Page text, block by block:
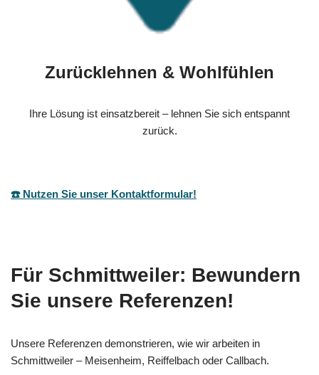
Zurücklehnen & Wohlfühlen
Ihre Lösung ist einsatzbereit – lehnen Sie sich entspannt
zurück.
☎️ Nutzen Sie unser Kontaktformular!
Für Schmittweiler: Bewundern
Sie unsere Referenzen!
Unsere Referenzen demonstrieren, wie wir arbeiten in
Schmittweiler – Meisenheim, Reiffelbach oder Callbach.